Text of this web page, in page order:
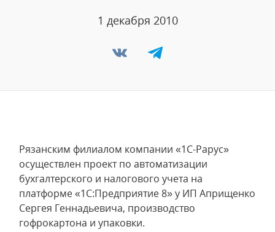
1 декабря 2010
Рязанским филиалом компании «1С-Рарус»
осуществлен проект по автоматизации
бухгалтерского и налогового учета на
платформе «1С:Предприятие 8» у ИП Априщенко
Сергея Геннадьевича, производство
гофрокартона и упаковки.